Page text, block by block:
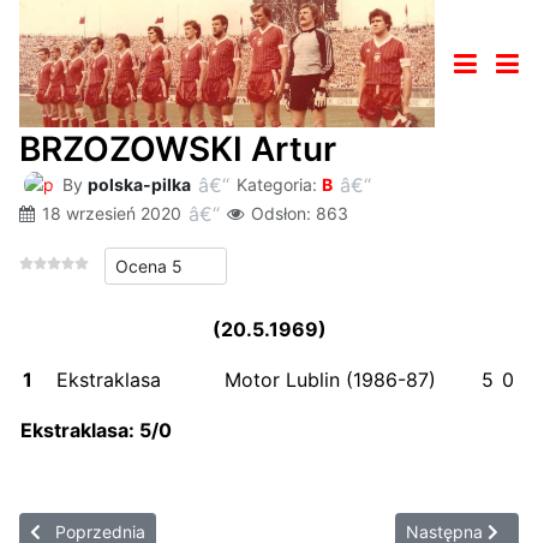
BRZOZOWSKI Artur
By polska-pilka Kategoria: B
18 wrzesień 2020
Odsłon: 863
Proszę, oceń
(20.5.1969)
1 Ekstraklasa Motor Lublin (1986-87) 5 0
Ekstraklasa: 5/0
Poprzednia strona: BRZOZOWSKI Edward
Poprzednia Następna
Następna